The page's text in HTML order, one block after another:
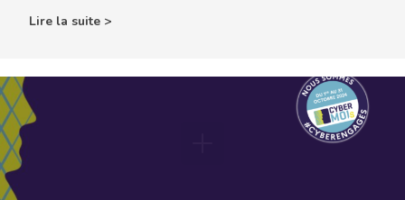
Lire la suite >